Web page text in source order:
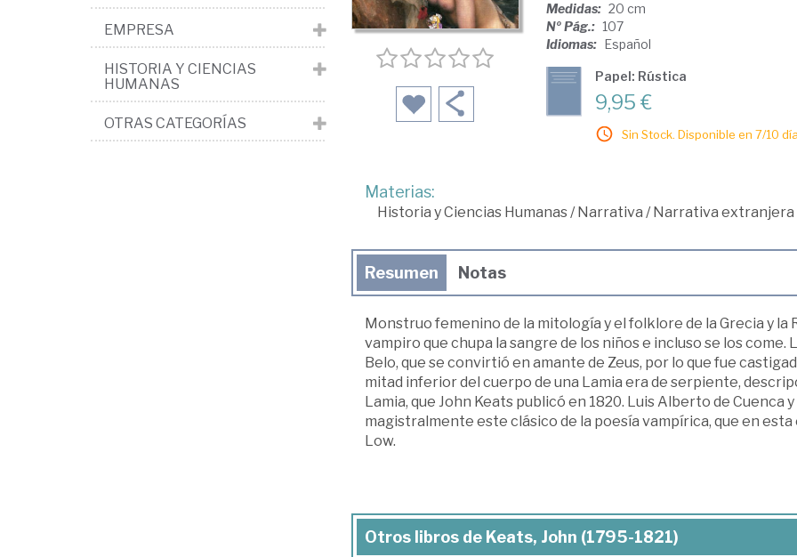
Medidas: 20 cm
Nº Pág.: 107
Idiomas: Español
Papel: Rústica
9,95 €
Sin Stock. Disponible en 7/10
Materias:
Historia y Ciencias Humanas/Narrativa /Narrativa extranjera
Resumen Notas
Monstruo femenino de la mitología y el folklore de la Grecia y la
vampiro que chupa la sangre de los niños e incluso se los come.
Belo, que se convirtió en amante de Zeus, por lo que fue
mitad inferior del cuerpo de una Lamia era de serpiente,
Lamia, que John Keats publicó en 1820. Luis Alberto de Cuenca
magistralmente este clásico de la poesía vampírica, que en
Low.
Otros libros de Keats, John (1795-1821)
EMPRESA
HISTORIA Y CIENCIAS
HUMANAS
OTRAS CATEGORÍAS